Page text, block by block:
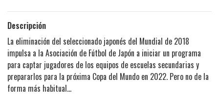
Descripción
La eliminación del seleccionado japonés del Mundial de 2018
impulsa a la Asociación de Fútbol de Japón a iniciar un programa
para captar jugadores de los equipos de escuelas secundarias y
prepararlos para la próxima Copa del Mundo en 2022. Pero no de la
forma más habitual…